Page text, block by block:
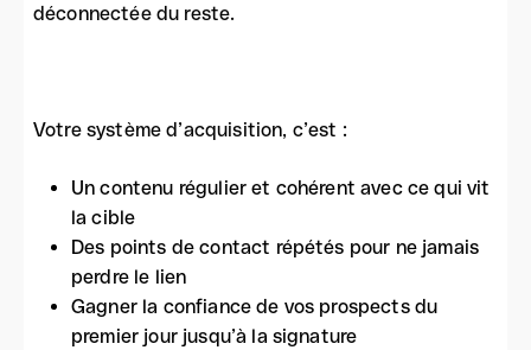
déconnectée du reste.
Votre système d’acquisition, c’est :
Un contenu régulier et cohérent avec ce qui vit
la cible
Des points de contact répétés pour ne jamais
perdre le lien
Gagner la confiance de vos prospects du
premier jour jusqu’à la signature